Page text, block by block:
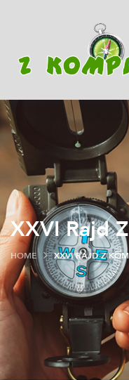
XXVI Rajd
HOME XXVI RAJD Z